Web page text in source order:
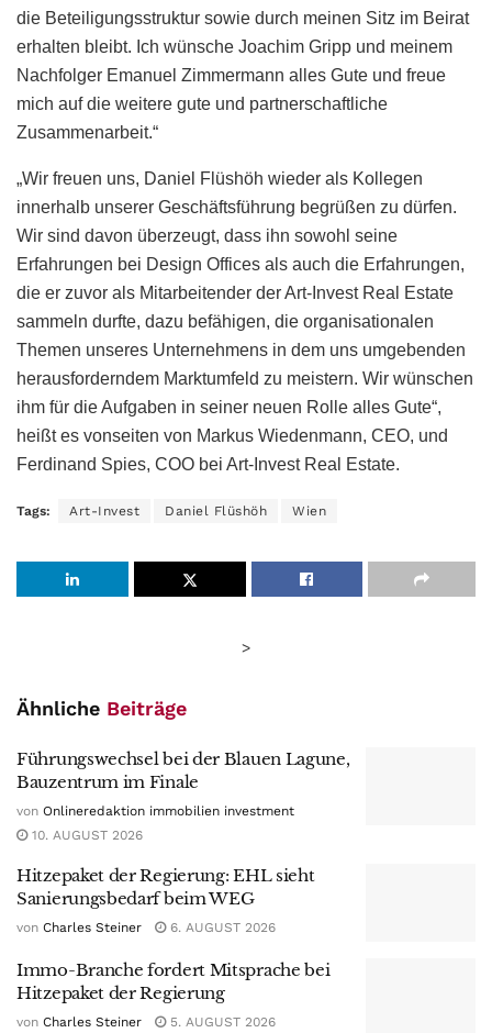
die Beteiligungsstruktur sowie durch meinen Sitz im Beirat
erhalten bleibt. Ich wünsche Joachim Gripp und meinem
Nachfolger Emanuel Zimmermann alles Gute und freue
mich auf die weitere gute und partnerschaftliche
Zusammenarbeit.“
„Wir freuen uns, Daniel Flüshöh wieder als Kollegen
innerhalb unserer Geschäftsführung begrüßen zu dürfen.
Wir sind davon überzeugt, dass ihn sowohl seine
Erfahrungen bei Design Offices als auch die Erfahrungen,
die er zuvor als Mitarbeitender der Art-Invest Real Estate
sammeln durfte, dazu befähigen, die organisationalen
Themen unseres Unternehmens in dem uns umgebenden
herausforderndem Marktumfeld zu meistern. Wir wünschen
ihm für die Aufgaben in seiner neuen Rolle alles Gute“,
heißt es vonseiten von Markus Wiedenmann, CEO, und
Ferdinand Spies, COO bei Art-Invest Real Estate.
Tags: Art-Invest Daniel Flüshöh Wien
>
Ähnliche Beiträge
Führungswechsel bei der Blauen Lagune,
Bauzentrum im Finale
von Onlineredaktion immobilien investment
10. AUGUST 2026
Hitzepaket der Regierung: EHL sieht
Sanierungsbedarf beim WEG
von Charles Steiner 6. AUGUST 2026
Immo-Branche fordert Mitsprache bei
Hitzepaket der Regierung
von Charles Steiner 5. AUGUST 2026